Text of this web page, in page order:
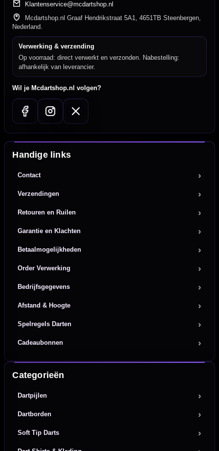
Klantenservice@mcdartshop.nl
Mcdartshop.nl Graaf Hendrikstraat 5A1, 4651TB Steenbergen,
Nederland.
Verwerking & verzending
Op voorraad: direct verwerkt en verzonden. Nabestelling:
afhankelijk van leverancier.
Wil je Mcdartshop.nl volgen?
Handige links
Contact
Verzendingen
Retouren en Ruilen
Garantie en Klachten
Betaalmogelijkheden
Order Verwerking
Bedrijfsgegevens
Afstand & Hoogte
Spelregels Darten
Cadeaubonnen
Categorieën
Dartpijlen
Dartborden
Soft Tip Darts